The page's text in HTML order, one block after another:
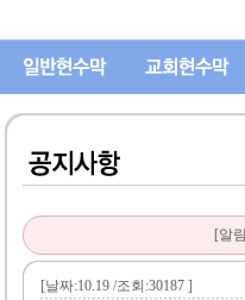
[알
[날짜:10.19 /조회:30187 ]